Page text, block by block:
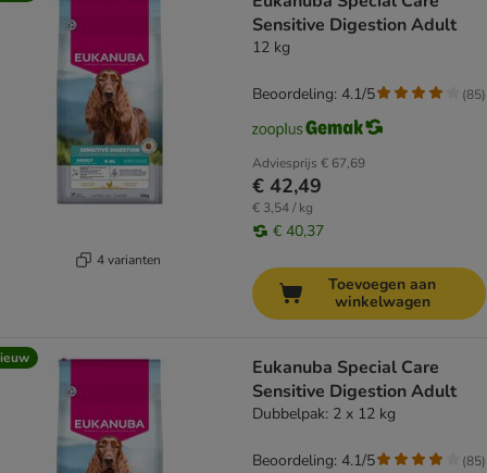
4 varianten
Sensitive Digestion Adult
12 kg
Adviesprijs € 67,69
€ 42,49
€ 3,54 / kg
€ 40,37
Beoordeling: 4.1/5 (85)
Toevoegen aan
winkelwagen
Eukanuba Special Care
Sensitive Digestion Adult
Dubbelpak: 2 x 12 kg
Beoordeling: 4.1/5 (85)